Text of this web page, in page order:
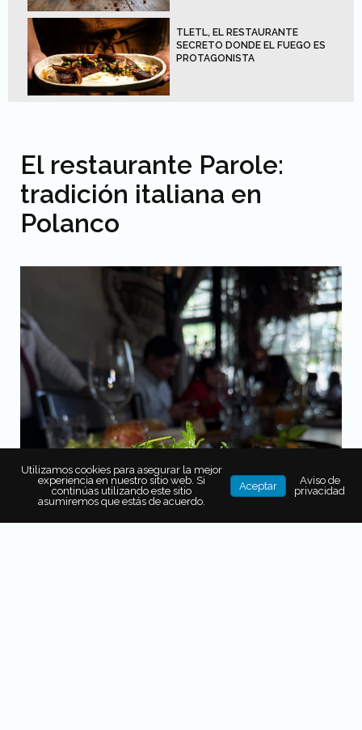
TLETL, EL RESTAURANTE
SECRETO DONDE EL FUEGO ES
PROTAGONISTA
El restaurante Parole:
tradición italiana en
Polanco
Utilizamos cookies para asegurar la mejor
experiencia en nuestro sitio web. Si
continúas utilizando este sitio
asumiremos que estás de acuerdo.
Aceptar
Aviso de
privacidad